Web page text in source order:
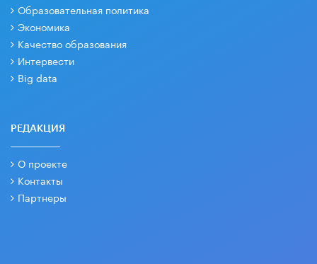
Образовательная политика
Экономика
Качество образования
Интервести
Big data
РЕДАКЦИЯ
О проекте
Контакты
Партнеры